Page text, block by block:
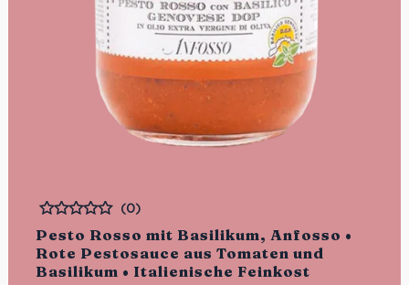
Pesto Rosso mit Basilikum, Anfosso •
Rote Pestosauce aus Tomaten und
Basilikum • Italienische Feinkost
Bewertet
(0)